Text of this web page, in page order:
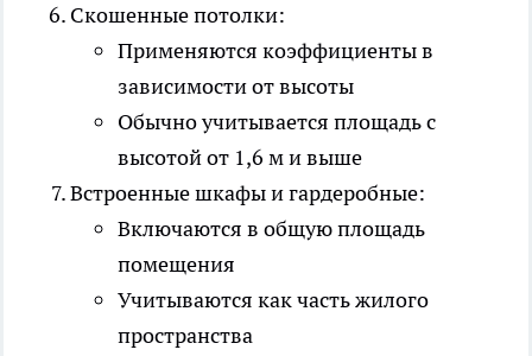
Скошенные потолки:
Применяются коэффициенты в
зависимости от высоты
Обычно учитывается площадь с
высотой от 1,6 м и выше
Встроенные шкафы и гардеробные:
Включаются в общую площадь
помещения
Учитываются как часть жилого
пространства